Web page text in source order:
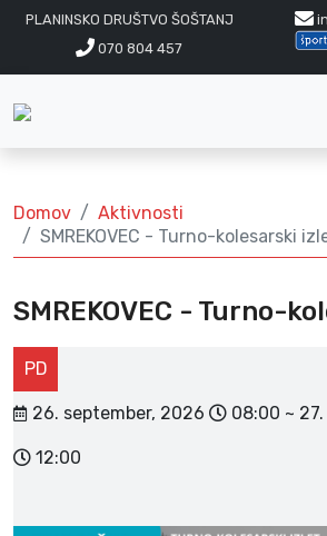
PLANINSKO DRUŠTVO ŠOŠTANJ
070 804 457
Domov
Aktivnosti
SMREKOVEC - Turno-kolesarski
SMREKOVEC - Turno-
PD
26. september, 2026 08:00 ~
12:00